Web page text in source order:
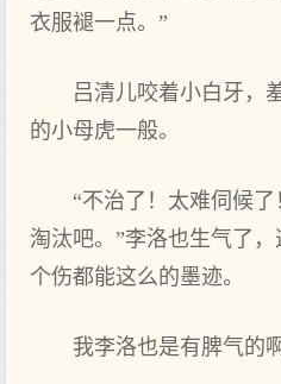
衣服褪一点。”
吕清儿咬着小白牙，
的小母虎一般。
“不治了！太难伺候
淘汰吧。”李洛也生气了
个伤都能这么的墨迹。
我李洛也是有脾气的啊